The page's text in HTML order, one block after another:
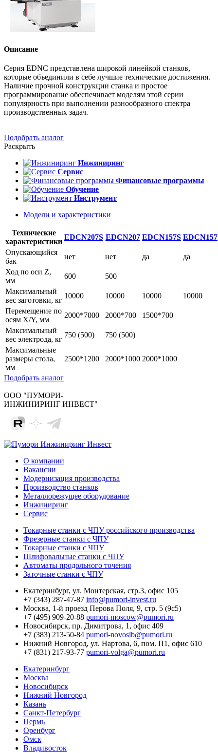
Описание
Серия EDNC представлена широкой линейкой станков,
которые объединили в себе лучшие технические достижения.
Наличие прочной конструкции станка и простое
программирование обеспечивает моделям этой серии
популярность при выполнении разнообразного спектра
производственных задач.
Подобрать аналог
Раскрыть
Инжиниринг
Сервис
Финансовые программы
Обучение
Инструмент
Модели и характеристики
Технические
характеристики
EDCN207S EDCN207 EDCN157S EDCN157
Опускающийся
бак
нет нет да
да
Ход по оси Z,
мм
600
500
Максимальный
вес заготовки, кг
10000 10000 10000
10000
Перемещение по
осям X/Y, мм
2000*7000 2000*700
1500*700
Максимальный
вес электрода, кг
750 (500)
750 (500)
Максимальные
размеры стола,
мм
2500*1200 2000*1000 2000*1000
Подобрать аналог
ООО "ПУМОРИ-
ИНЖИНИРИНГ ИНВЕСТ"
О компании
Вакансии
Модернизация производства
Производство станков
Металлорежущее оборудование
Инжиниринг
Сервис
Токарные станки с ЧПУ российского производства
Фрезерные станки с ЧПУ
Токарные станки с ЧПУ
Шлифовальные станки с ЧПУ
Автоматы продольного точения
Заточные станки с ЧПУ
Екатеринбург, ул. Монтерская, стр.3, офис 105
+7 (343) 287-47-87 info@pumori-invest.ru
Москва, 1-й проезд Перова Поля, 9, стр. 5 (9с5)
+7 (495) 909-20-88 pumori-moscow@pumori.ru
Новосибирск, пр. Димитрова, 1, офис 409
+7 (383) 213-50-84 pumori-novosib@pumori.ru
Нижний Новгород, ул. Нартова, 6, пом. П1, офис 610
+7 (831) 217-93-77 pumori-volga@pumori.ru
Екатеринбург
Москва
Новосибирск
Нижний Новгород
Казань
Санкт-Петербург
Пермь
Оренбург
Омск
Владивосток